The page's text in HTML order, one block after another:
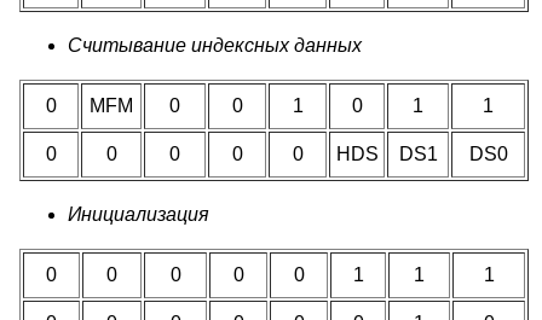
Считывание индексных данных
0 MFM 0 0 1 0 1 1
0 0 0 0 0 HDS DS1 DS0
Инициализация
0 0 0 0 0 1 1 1